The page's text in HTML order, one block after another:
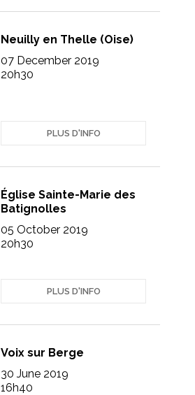
Neuilly en Thelle (Oise)
07 December 2019
20h30
PLUS D'INFO
Église Sainte-Marie des
Batignolles
05 October 2019
20h30
PLUS D'INFO
Voix sur Berge
30 June 2019
16h40